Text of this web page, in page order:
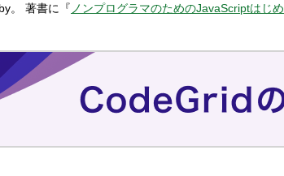
。 著書に『 ノンプログラマのためのJavaScriptはじ